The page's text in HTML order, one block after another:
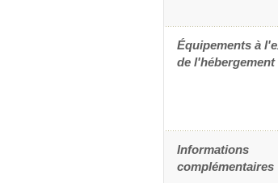
Équipements à
de l'hébergement
Informations
complémentaires